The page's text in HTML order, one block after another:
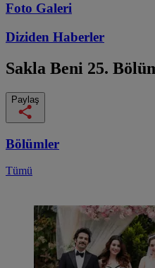
Foto Galeri
Diziden Haberler
Sakla Beni 25.
Paylaş
Bölümler
Tümü